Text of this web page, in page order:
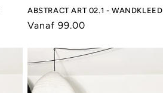
ABSTRACT ART 02.1 - WANDKLEED
Normale
Vanaf 99.00